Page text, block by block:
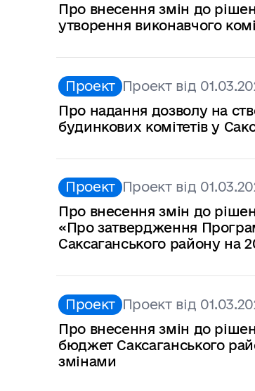
Про внесення змін до
утворення виконавчого
Проект Проект від
Про надання дозволу на
будинкових комітетів у
Проект Проект від
Про внесення змін до
«Про затвердження
Саксаганського району на
Проект Проект від
Про внесення змін до
бюджет Саксаганського
змінами